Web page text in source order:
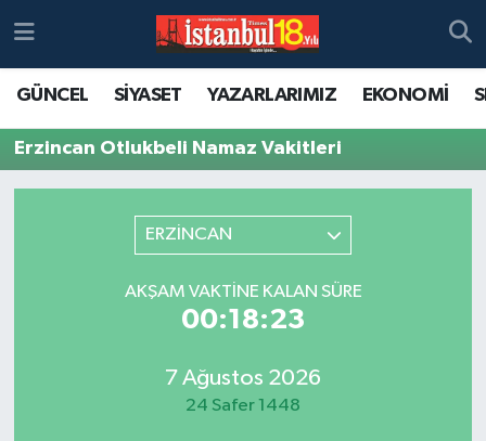
GÜNCEL SİYASET YAZARLARIMIZ EKONOMİ
Erzincan Otlukbeli Namaz Vakitleri
ERZİNCAN
AKŞAM VAKTINE KALAN SÜRE
00:18:23
7 Ağustos 2026
24 Safer 1448